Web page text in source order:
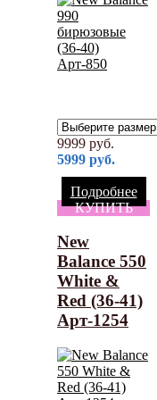
9999 руб.
5999 руб.
Подробнее
КУПИТЬ
New
Balance 550
White &
Red (36-41)
Арт-1254